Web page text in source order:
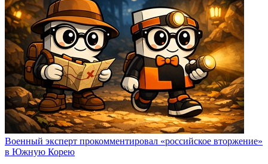
Военный эксперт прокомментировал «российское вторжение»
в Южную Корею